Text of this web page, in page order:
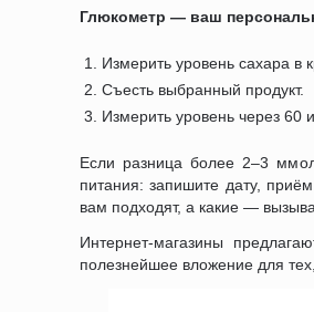
Глюкометр — ваш
Измерить уровень сахара в
Съесть выбранный продукт.
Измерить уровень через 60
Если разница более 2–3
питания: запишите дату,
вам подходят, а какие —
Интернет-магазины
полезнейшее вложение для